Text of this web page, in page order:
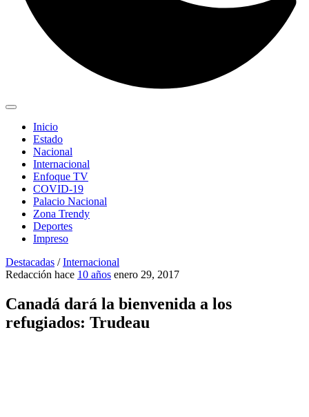
Inicio
Estado
Nacional
Internacional
Enfoque TV
COVID-19
Palacio Nacional
Zona Trendy
Deportes
Impreso
Destacadas /Internacional
Redacción hace 10 años enero 29, 2017
Canadá dará la bienvenida a los
refugiados: Trudeau